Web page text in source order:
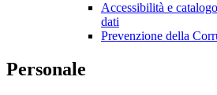
Accessibilità e
dati
Prevenzione della
Personale